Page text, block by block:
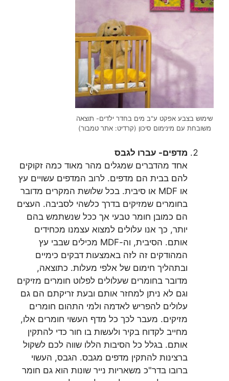
שימוש בצבע אפקט ע"ב מים בחדר ילדים- תוצאה
משובחת עם מינימום סיכון (קרדיט: אתר טמבור)
מדפים- עברו לגבס
אחד מהדברים שמגלים מהר מאוד כמה זקוקים
להם בבית הם מדפים. לרוב המדפים עשויים עץ
או MDF או סיבית. בכל שלושת המקרים מדובר
בחומרים שמזיקים בדרך כלשהי לסביבה. העצים
הם כמובן חומר טבעי אך ככל שנשתמש בהם
יותר, כך אנו עלולים למצוא עצמנו מכחידים
אותם. הסיבית, וה-MDF מכילים שבבי עץ
המהודקים זה לזה באמצעות דבקים כימיים
ובתהליך חימום של אלפי מעלות. כתוצאה,
מדובר בחומרים שעלולים לפלוט חומרים מזיקים
וגם לא ניתן למחזר אותם ובעת זריקתם הם גם
עלולים להפריש לאדמה ולמי התהום חומרים
מזיקים. מעבר לכך כל מדף העשוי חומרים אלו,
מחייב לקדוח בקיר ולעשות בו חור כדי להתקין
אותם. בגלל כל הסיבות הללו שווה לכם לשקול
ברצינות להתקין מדפים מגבס. הגבס, העשוי
ברובו בדר"כ משאריות נייר שונות הוא גם חומר